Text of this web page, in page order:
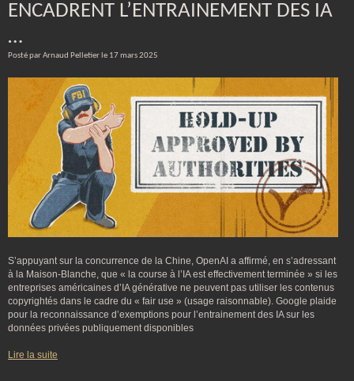
ENCADRENT L’ENTRAINEMENT DES IA
…
Posté par Arnaud Pelletier le 17 mars 2025
S’appuyant sur la concurrence de la Chine, OpenAI a affirmé, en s’adressant
à la Maison-Blanche, que « la course à l’IA est effectivement terminée » si les
entreprises américaines d’IA générative ne peuvent pas utiliser les contenus
copyrightés dans le cadre du « fair use » (usage raisonnable). Google plaide
pour la reconnaissance d’exemptions pour l’entrainement des IA sur les
données privées publiquement disponibles
Lire la suite